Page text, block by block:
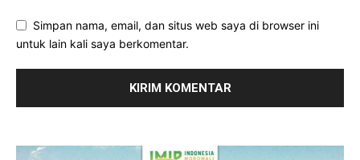
Simpan nama, email, dan situs web saya di browser ini
untuk lain kali saya berkomentar.